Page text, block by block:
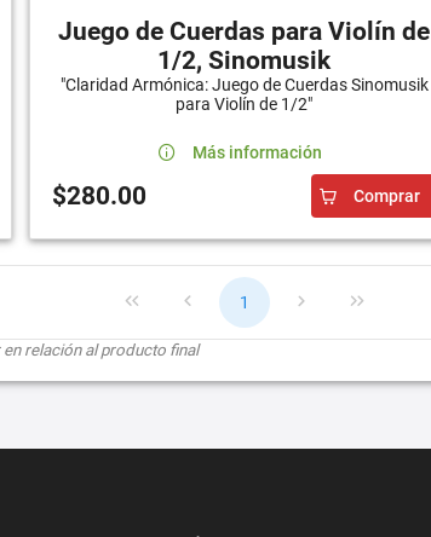
Juego de Cuerdas para Violín de
1/2, Sinomusik
"Claridad Armónica: Juego de Cuerdas Sinomusik
para Violín de 1/2"
Más información
$280.00 Comprar
1
relación al producto final